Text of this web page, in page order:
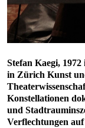
Stefan Kaegi,
in Zürich Kunst
Konstellationen
und
Verflechtungen